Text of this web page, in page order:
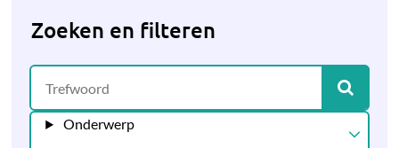
Zoeken en filteren
Onderwerp